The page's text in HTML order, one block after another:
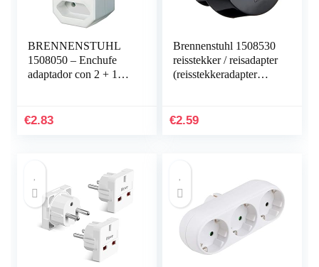
BRENNENSTUHL
1508050 – Enchufe
adaptador con 2 + 1
€2.83
Brennenstuhl 1508530
reisstekker / reisadapter
(reisstekkeradapter
kleur…
€2.59